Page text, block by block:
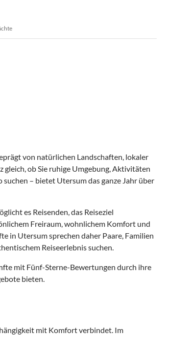
von natürlichen Landschaften, lokaler
ob Sie ruhige Umgebung, Aktivitäten
– bietet Utersum das ganze Jahr über
es Reisenden, das Reiseziel
Freiraum, wohnlichem Komfort und
in Utersum sprechen daher Paare, Familien
Reiseerlebnis suchen.
mit Fünf-Sterne-Bewertungen durch ihre
bieten.
mit Komfort verbindet. Im